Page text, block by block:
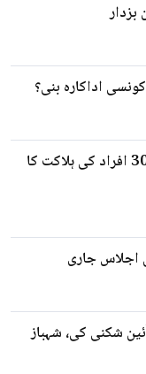
اداکارہ بنی؟
یوکرین: ماریوپول تھیٹر پر روسی بمباری، 300 افراد کی ہلاکت کا
اجلاس جاری
شکنی کی، شہباز